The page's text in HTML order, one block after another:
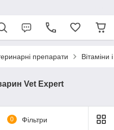
препарати Вітаміни
Vet Expert
0 Фільтри